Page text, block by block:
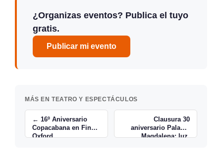
¿Organizas eventos? Publica el tuyo
gratis.
Publicar mi evento
MÁS EN TEATRO Y ESPECTÁCULOS
← 16º Aniversario
Copacabana en Finca
Oxford
Clausura 30
aniversario Palacio
Magdalena: luz,